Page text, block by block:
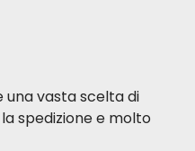
vasta scelta di
spedizione e molto